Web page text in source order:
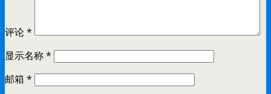
评论*
显示名称*
邮箱 *